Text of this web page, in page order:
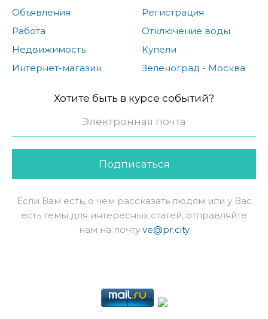
Объявления
Работа
Недвижимость
Интернет-магазин
Регистрация
Отключение воды
Купели
Зеленоград - Москва
Хотите быть в курсе событий?
Подписаться
Если Вам есть, о чем рассказать людям или у Вас
есть темы для интересных статей, отправляйте
нам на почту ve@pr.city